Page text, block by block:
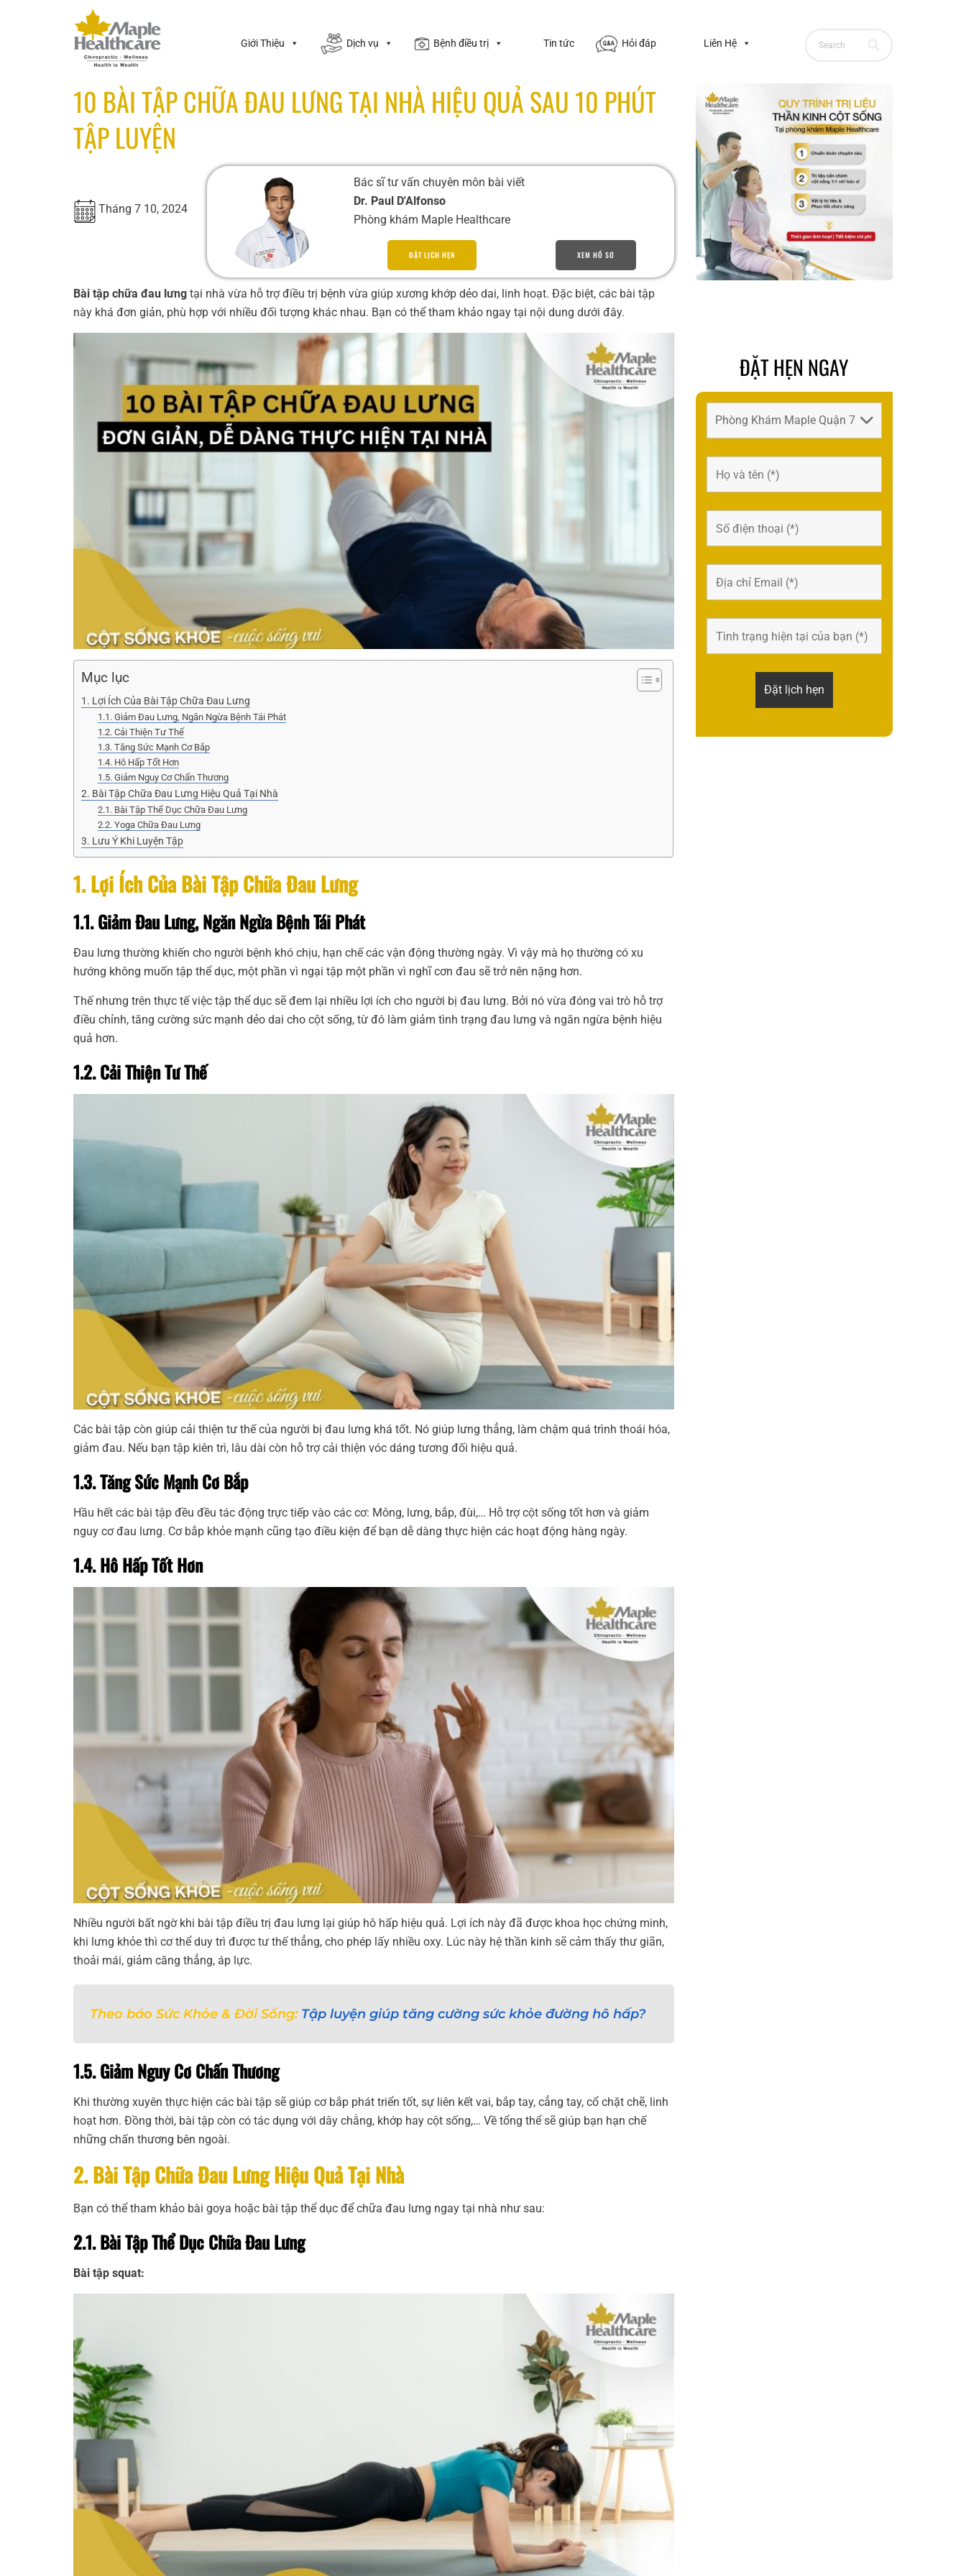
Giới Thiệu Dịch vụ Bệnh điều trị Tin tức Hỏi đáp Liên Hệ
10 BÀI TẬP CHỮA ĐAU LƯNG TẠI NHÀ HIỆU QUẢ SAU 10 PHÚT
TẬP LUYỆN
Tháng 7 10, 2024
Bác sĩ tư vấn chuyên môn bài viết
Dr. Paul D'Alfonso
Phòng khám Maple Healthcare
ĐẶT LỊCH HẸN XEM HỒ SƠ
Bài tập chữa đau lưng tại nhà vừa hỗ trợ điều trị bệnh vừa giúp xương khớp dẻo dai, linh hoạt. Đặc biệt, các bài tập
này khá đơn giản, phù hợp với nhiều đối tượng khác nhau. Bạn có thể tham khảo ngay tại nội dung dưới đây.
Mục lục
1. Lợi Ích Của Bài Tập Chữa Đau Lưng
1.1. Giảm Đau Lưng, Ngăn Ngừa Bệnh Tái Phát
1.2. Cải Thiện Tư Thế
1.3. Tăng Sức Mạnh Cơ Bắp
1.4. Hô Hấp Tốt Hơn
1.5. Giảm Nguy Cơ Chấn Thương
2. Bài Tập Chữa Đau Lưng Hiệu Quả Tại Nhà
2.1. Bài Tập Thể Dục Chữa Đau Lưng
2.2. Yoga Chữa Đau Lưng
3. Lưu Ý Khi Luyện Tập
1. Lợi Ích Của Bài Tập Chữa Đau Lưng
1.1. Giảm Đau Lưng, Ngăn Ngừa Bệnh Tái Phát
Đau lưng thường khiến cho người bệnh khó chịu, hạn chế các vận động thường ngày. Vì vậy mà họ thường có xu
hướng không muốn tập thể dục, một phần vì ngại tập một phần vì nghĩ cơn đau sẽ trở nên nặng hơn.
Thế nhưng trên thực tế việc tập thể dục sẽ đem lại nhiều lợi ích cho người bị đau lưng. Bởi nó vừa đóng vai trò hỗ trợ
điều chỉnh, tăng cường sức mạnh dẻo dai cho cột sống, từ đó làm giảm tình trạng đau lưng và ngăn ngừa bệnh hiệu
quả hơn.
1.2. Cải Thiện Tư Thế
Các bài tập còn giúp cải thiện tư thế của người bị đau lưng khá tốt. Nó giúp lưng thẳng, làm chậm quá trình thoái hóa,
giảm đau. Nếu bạn tập kiên trì, lâu dài còn hỗ trợ cải thiện vóc dáng tương đối hiệu quả.
1.3. Tăng Sức Mạnh Cơ Bắp
Hầu hết các bài tập đều đều tác động trực tiếp vào các cơ: Mông, lưng, bắp, đùi,… Hỗ trợ cột sống tốt hơn và giảm
nguy cơ đau lưng. Cơ bắp khỏe mạnh cũng tạo điều kiện để bạn dễ dàng thực hiện các hoạt động hàng ngày.
1.4. Hô Hấp Tốt Hơn
Nhiều người bất ngờ khi bài tập điều trị đau lưng lại giúp hô hấp hiệu quả. Lợi ích này đã được khoa học chứng minh,
khi lưng khỏe thì cơ thể duy trì được tư thế thẳng, cho phép lấy nhiều oxy. Lúc này hệ thần kinh sẽ cảm thấy thư giãn,
thoải mái, giảm căng thẳng, áp lực.
Theo báo Sức Khỏe & Đời Sống: Tập luyện giúp tăng cường sức khỏe đường hô hấp?
1.5. Giảm Nguy Cơ Chấn Thương
Khi thường xuyên thực hiện các bài tập sẽ giúp cơ bắp phát triển tốt, sự liên kết vai, bắp tay, cẳng tay, cổ chặt chẽ, linh
hoạt hơn. Đồng thời, bài tập còn có tác dụng với dây chằng, khớp hay cột sống,… Về tổng thể sẽ giúp bạn hạn chế
những chấn thương bên ngoài.
2. Bài Tập Chữa Đau Lưng Hiệu Quả Tại Nhà
Bạn có thể tham khảo bài goya hoặc bài tập thể dục để chữa đau lưng ngay tại nhà như sau:
2.1. Bài Tập Thể Dục Chữa Đau Lưng
Bài tập squat:
ĐẶT HẸN NGAY